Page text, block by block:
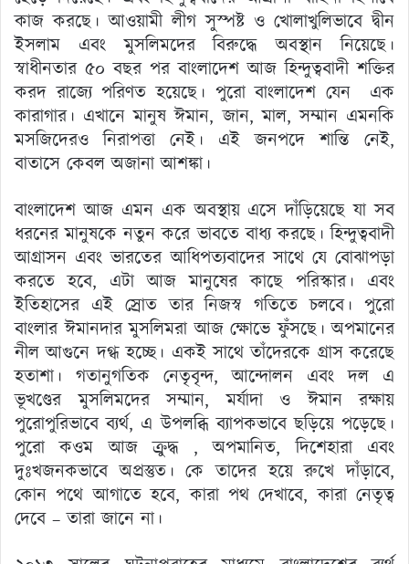
কাজ করছে। আওয়ামী লীগ সুস্পষ্ট ও খোলাখুলিভাবে দ্বীন
ইসলাম এবং মুসলিমদের বিরুদ্ধে অবস্থান নিয়েছে।
স্বাধীনতার ৫০ বছর পর বাংলাদেশ আজ হিন্দুত্ববাদী শক্তির
করদ রাজ্যে পরিণত হয়েছে। পুরো বাংলাদেশ যেন এক
কারাগার। এখানে মানুষ ঈমান, জান, মাল, সম্মান এমনকি
মসজিদেরও নিরাপত্তা নেই। এই জনপদে শান্তি নেই,
বাতাসে কেবল অজানা আশঙ্কা।
বাংলাদেশ আজ এমন এক অবস্থায় এসে দাঁড়িয়েছে যা সব
ধরনের মানুষকে নতুন করে ভাবতে বাধ্য করছে। হিন্দুত্ববাদী
আগ্রাসন এবং ভারতের আধিপত্যবাদের সাথে যে বোঝাপড়া
করতে হবে, এটা আজ মানুষের কাছে পরিস্কার। এবং
ইতিহাসের এই স্রোত তার নিজস্ব গতিতে চলবে। পুরো
বাংলার ঈমানদার মুসলিমরা আজ ক্ষোভে ফুঁসছে। অপমানের
নীল আগুনে দগ্ধ হচ্ছে। একই সাথে তাঁদেরকে গ্রাস করেছে
হতাশা। গতানুগতিক নেতৃবৃন্দ, আন্দোলন এবং দল এ
ভূখণ্ডের মুসলিমদের সম্মান, মর্যাদা ও ঈমান রক্ষায়
পুরোপুরিভাবে ব্যর্থ, এ উপলব্ধি ব্যাপকভাবে ছড়িয়ে পড়েছে।
পুরো কওম আজ ক্রুদ্ধ , অপমানিত, দিশেহারা এবং
দুঃখজনকভাবে অপ্রস্তুত। কে তাদের হয়ে রুখে দাঁড়াবে,
কোন পথে আগাতে হবে, কারা পথ দেখাবে, কারা নেতৃত্ব
দেবে – তারা জানে না।